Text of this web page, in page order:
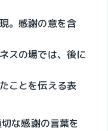
。感謝の意を含
スの場では、後に
ことを伝える表
な感謝の言葉を